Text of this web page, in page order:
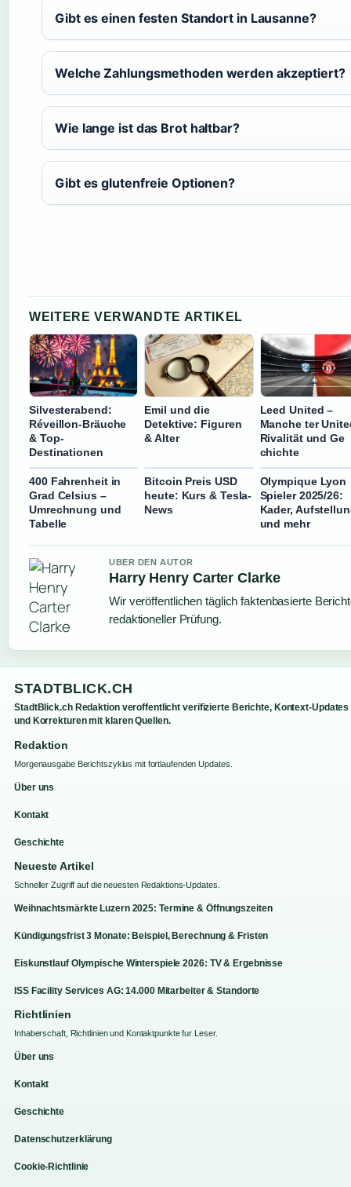
Gibt es einen festen Standort in Lausanne?
Welche Zahlungsmethoden werden akzeptiert?
Wie lange ist das Brot haltbar?
Gibt es glutenfreie Optionen?
WEITERE VERWANDTE ARTIKEL
Silvesterabend:
Réveillon-Bräuche
& Top-
Destinationen
Emil und die
Detektive: Figuren
& Alter
Leed United –
Manche ter
Rivalität und Ge
chichte
400 Fahrenheit in
Grad Celsius –
Umrechnung und
Tabelle
Bitcoin Preis USD
heute: Kurs & Tesla-
News
Olympique Lyon
Spieler 2025/26:
Kader,
und mehr
UBER DEN AUTOR
Harry Henry Carter Clarke
Wir veröffentlichen täglich faktenbasierte
redaktioneller Prüfung.
STADTBLICK.CH
StadtBlick.ch Redaktion veroffentlicht verifizierte Berichte, Kontext-Updates
und Korrekturen mit klaren Quellen.
Redaktion
Morgenausgabe Berichtszyklus mit fortlaufenden Updates.
Über uns
Kontakt
Geschichte
Neueste Artikel
Schneller Zugriff auf die neuesten Redaktions-Updates.
Weihnachtsmärkte Luzern 2025: Termine & Öffnungszeiten
Kündigungsfrist 3 Monate: Beispiel, Berechnung & Fristen
Eiskunstlauf Olympische Winterspiele 2026: TV & Ergebnisse
ISS Facility Services AG: 14.000 Mitarbeiter & Standorte
Richtlinien
Inhaberschaft, Richtlinien und Kontaktpunkte fur Leser.
Über uns
Kontakt
Geschichte
Datenschutzerklärung
Cookie-Richtlinie